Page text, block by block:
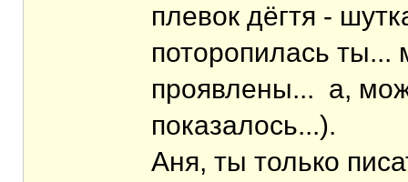
плевок дёгтя -
поторопилась ты...
проявлены... а,
показалось...).
Аня, ты только